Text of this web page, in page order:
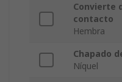
Convierte
contacto
Hembra
Chapado
Níquel